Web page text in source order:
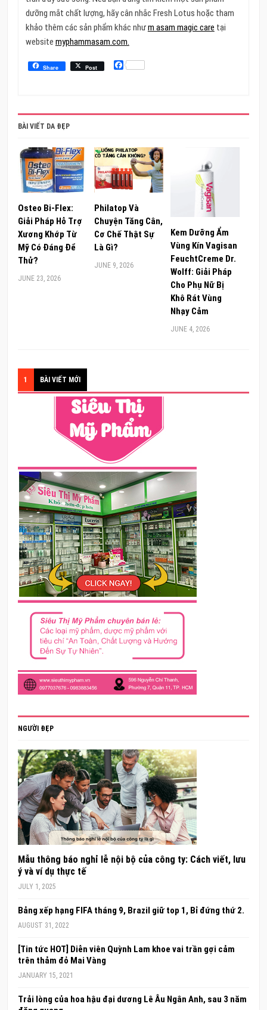
dưỡng mắt chất lượng, hãy cân nhắc Fresh Lotus hoặc tham
khảo thêm các sản phẩm khác nhưm asam magic care tại
website myphammasam.com.
Share Post Facebook
BÀI VIẾT DA ĐẸP
Osteo Bi-Flex:
Giải Pháp Hỗ Trợ
Xương Khớp Từ
Mỹ Có Đáng Để
Thử?
JUNE 23, 2026
Philatop Và
Chuyện Tăng Cân,
Cơ Chế Thật Sự
Là Gì?
JUNE 9, 2026
Kem Dưỡng Ẩm
Vùng Kín Vagisan
FeuchtCreme Dr.
Wolff: Giải Pháp
Cho Phụ Nữ Bị
Khô Rát Vùng
Nhạy Cảm
JUNE 4, 2026
1 BÀI VIẾT MỚI
NGƯỜI ĐẸP
Mẫu thông báo nghỉ lễ nội bộ của công ty: Cách viết, lưu
ý và ví dụ thực tế
JULY 1, 2025
Bảng xếp hạng FIFA tháng 9, Brazil giữ top 1, Bỉ đứng thứ 2.
AUGUST 31, 2022
[Tin tức HOT] Diễn viên Quỳnh Lam khoe vai trần gợi cảm
trên thảm đỏ Mai Vàng
JANUARY 15, 2021
Trải lòng của hoa hậu đại dương Lê Âu Ngân Anh, sau 3 năm